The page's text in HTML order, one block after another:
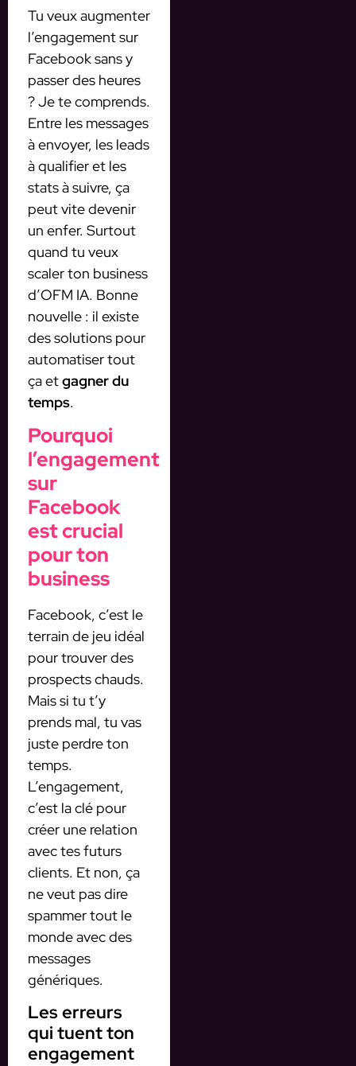
Tu veux augmenter
l’engagement sur
Facebook sans y
passer des heures
? Je te comprends.
Entre les messages
à envoyer, les leads
à qualifier et les
stats à suivre, ça
peut vite devenir
un enfer. Surtout
quand tu veux
scaler ton business
d’OFM IA. Bonne
nouvelle : il existe
des solutions pour
automatiser tout
ça etgagner du
temps.
Pourquoi
l’engagement
sur
Facebook
est crucial
pour ton
business
Facebook, c’est le
terrain de jeu idéal
pour trouver des
prospects chauds.
Mais si tu t’y
prends mal, tu vas
juste perdre ton
temps.
L’engagement,
c’est la clé pour
créer une relation
avec tes futurs
clients. Et non, ça
ne veut pas dire
spammer tout le
monde avec des
messages
génériques.
Les erreurs
qui tuent ton
engagement